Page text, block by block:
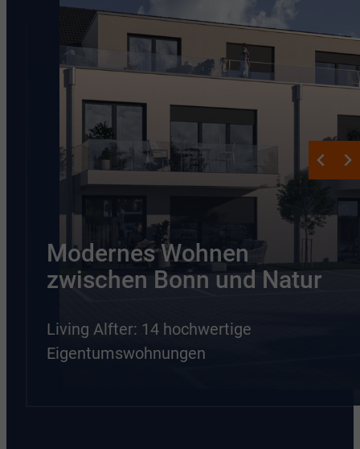
Modernes Wohnen
zwischen Bonn und Natur
Living Alfter: 14 hochwertige
Eigentumswohnungen